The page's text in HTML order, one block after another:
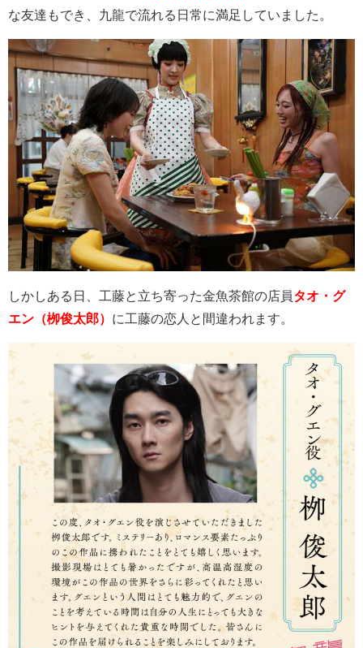
な友達もでき、九龍で流れる日常に満足していました。
しかしある日、工藤と立ち寄った金魚茶館の店員タオ・グ
エン（栁俊太郎） に工藤の恋人と間違われます。